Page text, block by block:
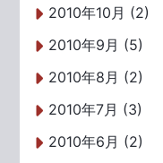
2010年10月 (2)
2010年9月 (5)
2010年8月 (2)
2010年7月 (3)
2010年6月 (2)